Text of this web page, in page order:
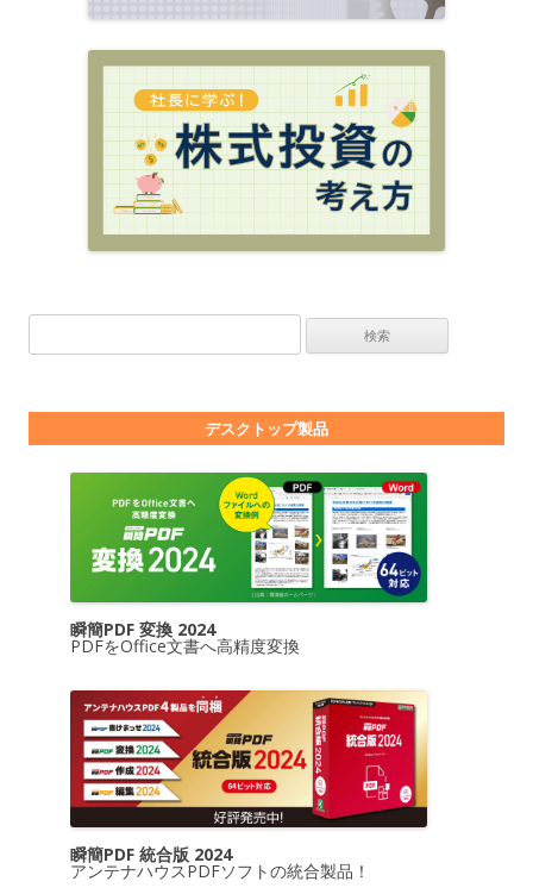
デスクトップ製品
瞬簡PDF 変換 2024
PDFをOffice文書へ高精度変換
瞬簡PDF 統合版 2024
アンテナハウスPDFソフトの統合製品！